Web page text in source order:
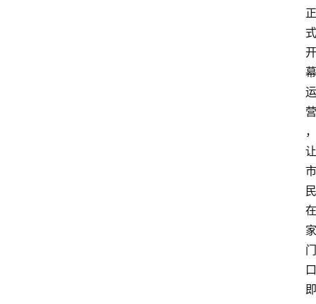
正
式
开
幕
运
营
，
让
市
民
在
家
门
口
即